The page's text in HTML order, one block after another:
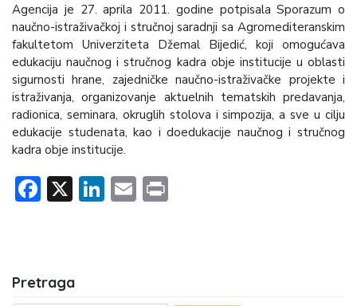
Agencija je 27. aprila 2011. godine potpisala Sporazum o
naučno-istraživačkoj i stručnoj saradnji sa Agromediteranskim
fakultetom Univerziteta Džemal Bijedić, koji omogućava
edukaciju naučnog i stručnog kadra obje institucije u oblasti
sigurnosti hrane, zajedničke naučno-istraživačke projekte i
istraživanja, organizovanje aktuelnih tematskih predavanja,
radionica, seminara, okruglih stolova i simpozija, a sve u cilju
edukacije studenata, kao i doedukacije naučnog i stručnog
kadra obje institucije.
Facebook
X LinkedIn
Email
Pretraga